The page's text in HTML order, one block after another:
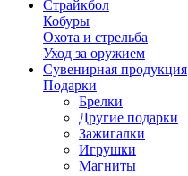
Страйкбол
Кобуры
Охота и стрельба
Уход за оружием
Сувенирная продукция
Подарки
Брелки
Другие подарки
Зажигалки
Игрушки
Магниты